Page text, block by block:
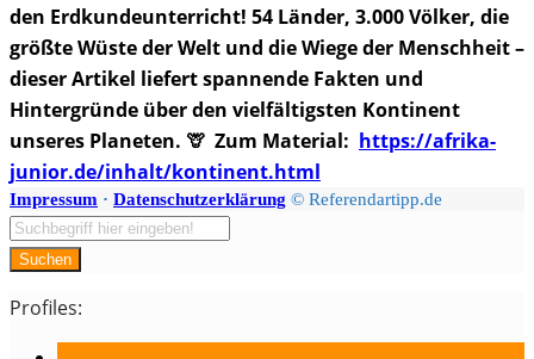
den Erdkundeunterricht! 54 Länder, 3.000 Völker, die
größte Wüste der Welt und die Wiege der Menschheit –
dieser Artikel liefert spannende Fakten und
Hintergründe über den vielfältigsten Kontinent
unseres Planeten. 🦒 Zum Material: https://afrika-
junior.de/inhalt/kontinent.html
Impressum · Datenschutzerklärung © Referendartipp.de
Suchen
Profiles: